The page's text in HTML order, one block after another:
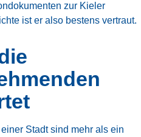
zur Kieler
ist er also bestens vertraut.
Stadt sind mehr als ein